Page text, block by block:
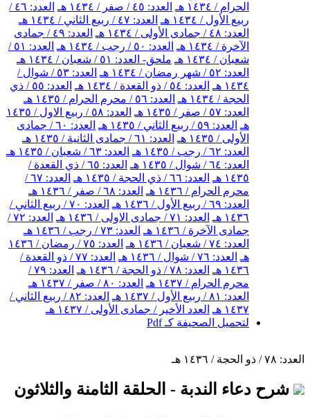
الحرام / ١٤٣٤ هـ
العدد: ٤٥ / صفر / ١٤٣٤ هـ
العدد: ٤٦ /
ربيع الأول / ١٤٣٤ هـ
العدد: ٤٧ / ربيع الثاني / ١٤٣٤ هـ
العدد: ٤٨ / جمادى الأولى / ١٤٣٤ هـ
العدد: ٤٩ / جمادى
الآخرة / ١٤٣٤ هـ
العدد: ٥٠ / رجب / ١٤٣٤ هـ
العدد: ٥١ /
شعبان / ١٤٣٤ هـ
ملحق- العدد: ٥١ / شعبان / ١٤٣٤ هـ
العدد: ٥٢ / شهر رمضان / ١٤٣٤ هـ
العدد: ٥٣ / شوال /
١٤٣٤ هـ
العدد: ٥٤ / ذو القعدة / ١٤٣٤ هـ
العدد: ٥٥ / ذي
الحجة / ١٤٣٤ هـ
العدد: ٥٦ / محرم الحرام / ١٤٣٥ هـ
العدد: ٥٧ / صفر / ١٤٣٥ هـ
العدد: ٥٨ / ربيع الاول / ١٤٣٥
هـ العدد: ٥٩ / ربيع الثاني / ١٤٣٥ هـ
العدد: ٦٠ / جمادى
الأولى / ١٤٣٥ هـ
العدد: ٦١ / جمادى الثانية / ١٤٣٥ هـ
العدد: ٦٢ / رجب / ١٤٣٥ هـ
العدد: ٦٣ / شعبان / ١٤٣٥ هـ
العدد: ٦٤ / شوال / ١٤٣٥ هـ
العدد: ٦٥ / ذي القعدة /
١٤٣٥ هـ
العدد: ٦٦ / ذي الحجة / ١٤٣٥ هـ
العدد: ٦٧ /
محرم الحرام / ١٤٣٦ هـ
العدد: ٦٨ / صفر / ١٤٣٦ هـ
العدد: ٦٩ / ربيع الأول / ١٤٣٦ هـ
العدد: ٧٠ / ربيع الثاني /
١٤٣٦ هـ
العدد: ٧١ / جمادى الاولى / ١٤٣٦ هـ
العدد: ٧٢ /
جمادى الآخرة / ١٤٣٦ هـ
العدد: ٧٣ / رجب / ١٤٣٦ هـ
العدد: ٧٤ / شعبان / ١٤٣٦ هـ
العدد: ٧٥ / رمضان / ١٤٣٦
هـ العدد: ٧٦ / شوال / ١٤٣٦ هـ
العدد: ٧٧ / ذو القعدة /
١٤٣٦ هـ
العدد: ٧٨ / ذو الحجة / ١٤٣٦ هـ
العدد: ٧٩ /
محرم الحرام / ١٤٣٧ هـ
العدد: ٨٠ / صفر / ١٤٣٧ هـ
العدد: ٨١ / ربيع الأول / ١٤٣٧ هـ
العدد: ٨٢ / ربيع الثاني /
١٤٣٧ هـ
العدد الأخير / جمادى الأولى / ١٤٣٧ هـ
لتحميل الصحيفة كـ Pdf
العدد: ٧٨ / ذو الحجة / ١٤٣٦ هـ
شرح دعاء الندبة - الحلقة الثامنة والثلاثون